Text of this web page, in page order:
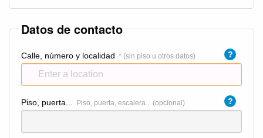
Datos de contacto
Calle, número y localidad * (sin piso u otros datos) ?
Piso, puerta... Piso, puerta, escalera... (opcional) ?